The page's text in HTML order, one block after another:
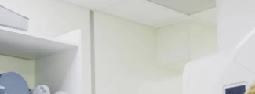
WYKAZ ŚWIADCZEŃ MEDYCZNYCH
CENNIK DLA NIEUBEZPIECZONYCH
PRAWA PACJENTA